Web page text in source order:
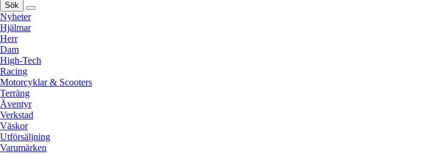
Sök
Nyheter
Hjälmar
Herr
Dam
High-Tech
Racing
Motorcyklar & Scooters
Terräng
Äventyr
Verkstad
Väskor
Utförsäljning
Varumärken